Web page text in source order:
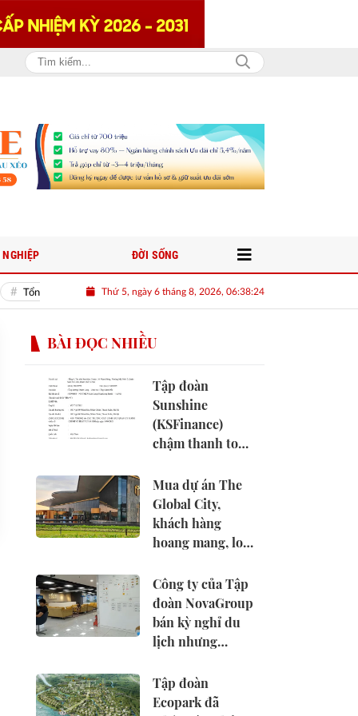
Tổng Bí thư, Chủ tịch nước Tô Lâm: Phải xây dựng thị trường lao động hiện đại,
Thứ 5, ngày 6 tháng 8, 2026, 06:38:24
ĐỜI SỐNG
BÀI ĐỌC NHIỀU
Tập đoàn
Sunshine
(KSFinance)
chậm thanh toán
khả năng thanh
toán?
Mua dự án The
Global City,
khách hàng
hoang mang, lo
Công ty của Tập
đoàn NovaGroup
bán kỳ nghỉ du
lịch nhưng
phép lữ hành
Tập đoàn
Ecopark đã